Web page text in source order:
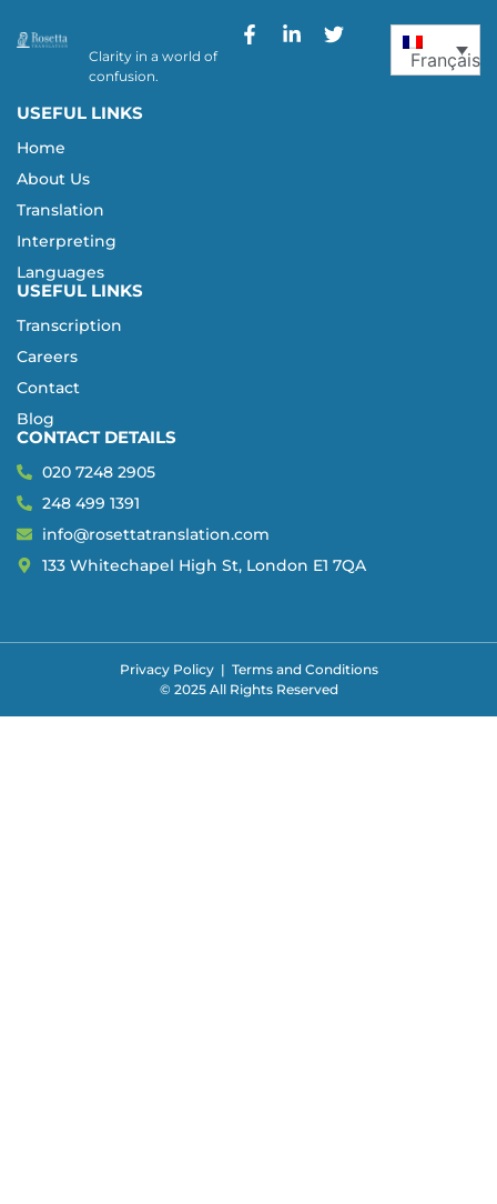
Clarity in a world of
confusion.
Français
USEFUL LINKS
Home
About Us
Translation
Interpreting
Languages
USEFUL LINKS
Transcription
Careers
Contact
Blog
CONTACT DETAILS
020 7248 2905
248 499 1391
info@rosettatranslation.com
133 Whitechapel High St, London E1 7QA
Privacy Policy| Terms and Conditions
© 2025 All Rights Reserved